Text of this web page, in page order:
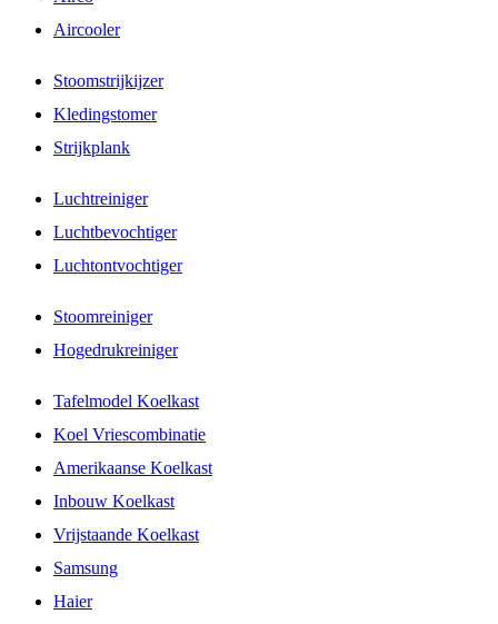
Aircooler
Stoomstrijkijzer
Kledingstomer
Strijkplank
Luchtreiniger
Luchtbevochtiger
Luchtontvochtiger
Stoomreiniger
Hogedrukreiniger
Tafelmodel Koelkast
Koel Vriescombinatie
Amerikaanse Koelkast
Inbouw Koelkast
Vrijstaande Koelkast
Samsung
Haier